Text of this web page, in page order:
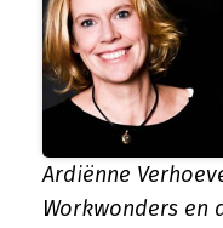
Ardiënne
Workwonders en